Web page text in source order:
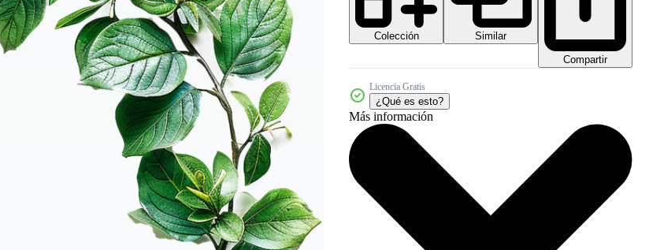
Colección
Similar
Compartir
Licencia Gratis
¿Qué es esto?
Más información